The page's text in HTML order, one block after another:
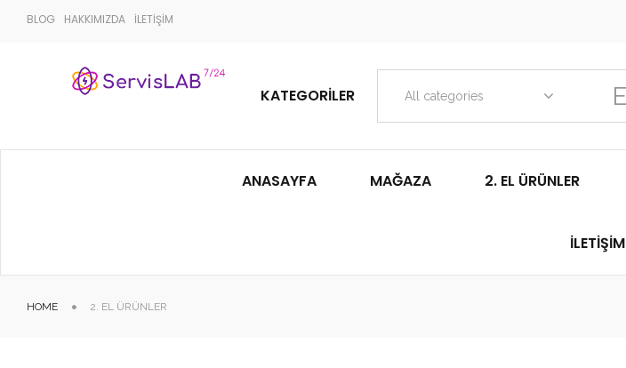
BLOG HAKKIMIZDA İLETİŞİM
KATEGORILER All categories
ANASAYFA MAĞAZA 2. EL ÜRÜNLER
İLETIŞIM
HOME 2. EL ÜRÜNLER